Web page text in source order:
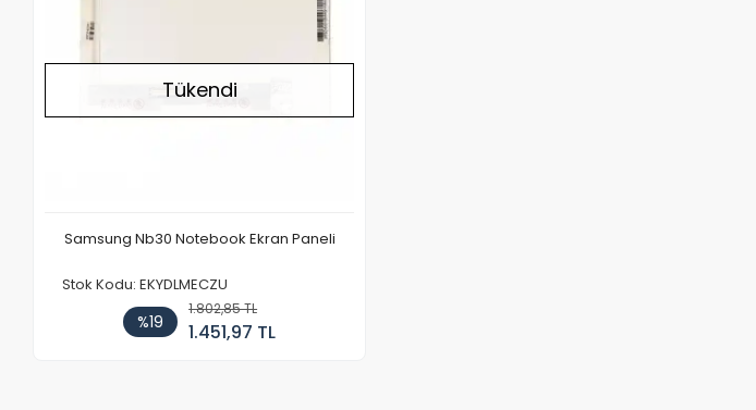
Tükendi
Samsung Nb30 Notebook Ekran Paneli
Stok Kodu: EKYDLMECZU
%19
1.802,85 TL
1.451,97 TL